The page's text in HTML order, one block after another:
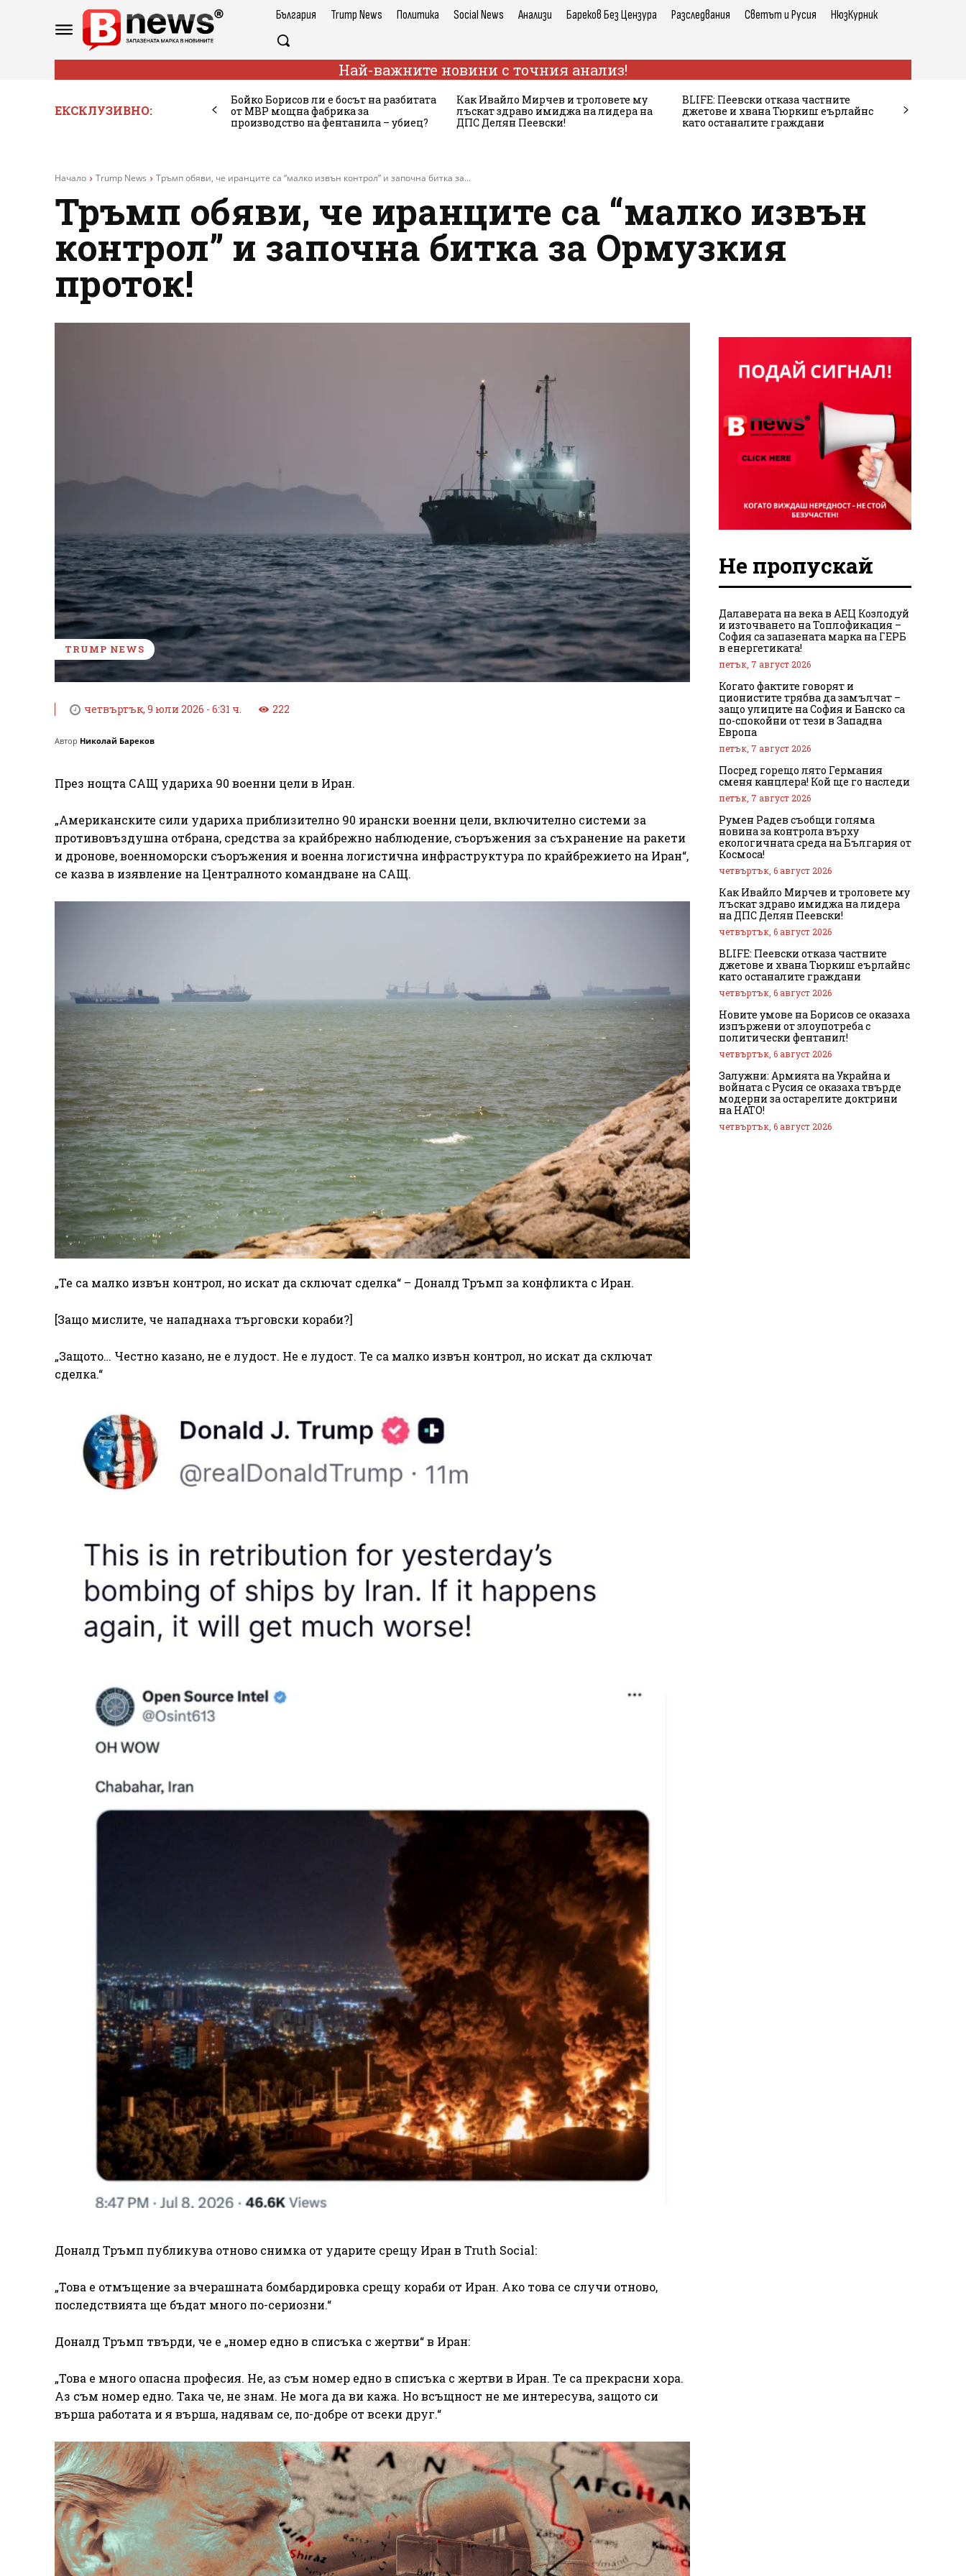
България Trump News Политика Social News Анализи Бареков Без Цензура Разследвания Светът и Русия НюзКурник
Най-важните новини с точния анализ!
ЕКСКЛУЗИВНО:
Бойко Борисов ли е босът на разбитата
от МВР мощна фабрика за
производство на фентанила – убиец?
Как Ивайло Мирчев и троловете му
лъскат здраво имиджа на лидера на
ДПС Делян Пеевски!
BLIFE: Пеевски отказа частните
джетове и хвана Тюркиш еърлайнс
като останалите граждани
Начало Trump News Тръмп обяви, че иранците са “малко извън контрол” и започна битка за...
Тръмп обяви, че иранците са “малко извън
контрол” и започна битка за Ормузкия
проток!
TRUMP NEWS
четвъртък, 9 юли 2026 - 6:31 ч. 222
Автор Николай Бареков
През нощта САЩ удариха 90 военни цели в Иран.
„Американските сили удариха приблизително 90 ирански военни цели, включително системи за
противовъздушна отбрана, средства за крайбрежно наблюдение, съоръжения за съхранение на ракети
и дронове, военноморски съоръжения и военна логистична инфраструктура по крайбрежието на Иран“,
се казва в изявление на Централното командване на САЩ.
„Те са малко извън контрол, но искат да сключат сделка“ – Доналд Тръмп за конфликта с Иран.
[Защо мислите, че нападнаха търговски кораби?]
„Защото… Честно казано, не е лудост. Не е лудост. Те са малко извън контрол, но искат да сключат
сделка.“
Доналд Тръмп публикува отново снимка от ударите срещу Иран в Truth Social:
„Това е отмъщение за вчерашната бомбардировка срещу кораби от Иран. Ако това се случи отново,
последствията ще бъдат много по-сериозни.“
Доналд Тръмп твърди, че е „номер едно в списъка с жертви“ в Иран:
„Това е много опасна професия. Не, аз съм номер едно в списъка с жертви в Иран. Те са прекрасни хора.
Аз съм номер едно. Така че, не знам. Не мога да ви кажа. Но всъщност не ме интересува, защото си
върша работата и я върша, надявам се, по-добре от всеки друг.“
Не пропускай
Далаверата на века в АЕЦ Козлодуй
и източването на Топлофикация –
София са запазената марка на ГЕРБ
в енергетиката!
петък, 7 август 2026
Когато фактите говорят и
ционистите трябва да замълчат –
защо улиците на София и Банско са
по-спокойни от тези в Западна
Европа
петък, 7 август 2026
Посред горещо лято Германия
сменя канцлера! Кой ще го наследи
петък, 7 август 2026
Румен Радев съобщи голяма
новина за контрола върху
екологичната среда на България от
Космоса!
четвъртък, 6 август 2026
Как Ивайло Мирчев и троловете му
лъскат здраво имиджа на лидера
на ДПС Делян Пеевски!
четвъртък, 6 август 2026
BLIFE: Пеевски отказа частните
джетове и хвана Тюркиш еърлайнс
като останалите граждани
четвъртък, 6 август 2026
Новите умове на Борисов се оказаха
изпържени от злоупотреба с
политически фентанил!
четвъртък, 6 август 2026
Залужни: Армията на Украйна и
войната с Русия се оказаха твърде
модерни за остарелите доктрини
на НАТО!
четвъртък, 6 август 2026